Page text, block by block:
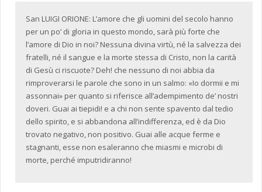
San LUIGI ORIONE: L’amore che gli uomini del secolo hanno
per un po’ di gloria in questo mondo, sarà più forte che
l’amore di Dio in noi? Nessuna divina virtù, né la salvezza dei
fratelli, né il sangue e la morte stessa di Cristo, non la carità
di Gesù ci riscuote? Deh! che nessuno di noi abbia da
rimproverarsi le parole che sono in un salmo: «Io dormii e mi
assonnai» per quanto si riferisce all’adempimento de’ nostri
doveri. Guai ai tiepidi! e a chi non sente spavento dal tedio
dello spirito, e si abbandona all’indifferenza, ed è da Dio
trovato negativo, non positivo. Guai alle acque ferme e
stagnanti, esse non esaleranno che miasmi e microbi di
morte, perché imputridiranno!